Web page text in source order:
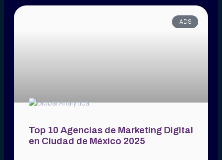
ADS
Top 10 Agencias de Marketing Digital
en Ciudad de México 2025